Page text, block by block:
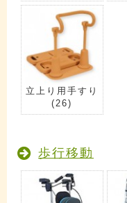
立上り用手すり
(26)
歩行移動